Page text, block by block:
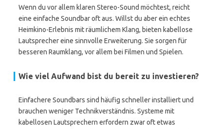
Wenn du vor allem klaren Stereo-Sound möchtest, reicht
eine einfache Soundbar oft aus. Willst du aber ein echtes
Heimkino-Erlebnis mit räumlichem Klang, bieten kabellose
Lautsprecher eine sinnvolle Erweiterung. Sie sorgen für
besseren Raumklang, vor allem bei Filmen und Spielen.
Wie viel Aufwand bist du bereit zu investieren?
Einfachere Soundbars sind häufig schneller installiert und
brauchen weniger Technikverständnis. Systeme mit
kabellosen Lautsprechern erfordern zwar oft etwas